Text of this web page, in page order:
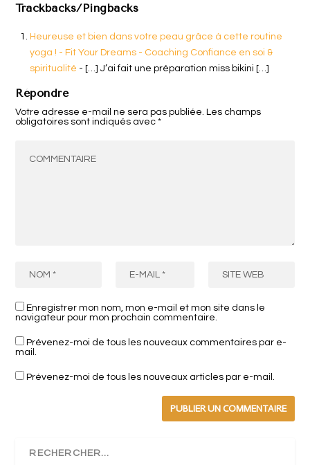
Trackbacks/Pingbacks
Heureuse et bien dans votre peau grâce à cette routine
yoga ! - Fit Your Dreams - Coaching Confiance en soi &
spiritualité - […] J’ai fait une préparation miss bikini […]
Répondre
Votre adresse e-mail ne sera pas publiée. Les champs
obligatoires sont indiqués avec*
Enregistrer mon nom, mon e-mail et mon site dans le
navigateur pour mon prochain commentaire.
Prévenez-moi de tous les nouveaux commentaires par e-
mail.
Prévenez-moi de tous les nouveaux articles par e-mail.